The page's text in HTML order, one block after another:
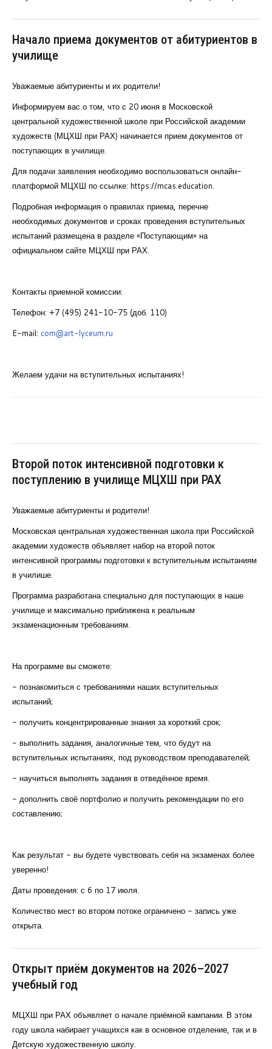
Начало приема документов от абитуриентов в
училище
Уважаемые абитуриенты и их родители!
Информируем вас о том, что с 20 июня в Московской
центральной художественной школе при Российской академии
художеств (МЦХШ при РАХ) начинается прием документов от
поступающих в училище.
Для подачи заявления необходимо воспользоваться онлайн-
платформой МЦХШ по ссылке: https://mcas.education.
Подробная информация о правилах приема, перечне
необходимых документов и сроках проведения вступительных
испытаний размещена в разделе «Поступающим» на
официальном сайте МЦХШ при РАХ.
Контакты приемной комиссии:
Телефон: +7 (495) 241-10-75 (доб. 110)
E-mail: com@art-lyceum.ru
Желаем удачи на вступительных испытаниях!
Второй поток интенсивной подготовки к
поступлению в училище МЦХШ при РАХ
Уважаемые абитуриенты и родители!
Московская центральная художественная школа при Российской
академии художеств объявляет набор на второй поток
интенсивной программы подготовки к вступительным испытаниям
в училише.
Программа разработана специально для поступающих в наше
училище и максимально приближена к реальным
экзаменационным требованиям.
На программе вы сможете:
- познакомиться с требованиями наших вступительных
испытаний;
- получить концентрированные знания за короткий срок;
- выполнить задания, аналогичные тем, что будут на
вступительных испытаниях, под руководством преподавателей;
- научиться выполнять задания в отведённое время.
- дополнить своё портфолио и получить рекомендации по его
составлению;
Как результат - вы будете чувствовать себя на экзаменах более
уверенно!
Даты проведения: с 6 по 17 июля.
Количество мест во втором потоке ограничено - запись уже
открыта.
Открыт приём документов на 2026–2027
учебный год
МЦХШ при РАХ объявляет о начале приёмной кампании. В этом
году школа набирает учащихся как в основное отделение, так и в
Детскую художественную школу.